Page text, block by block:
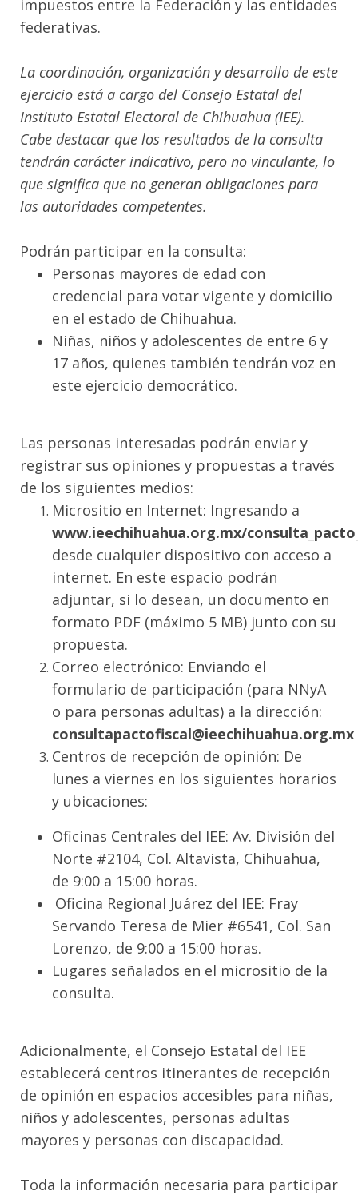
impuestos entre la Federación y las entidades
federativas.
La coordinación, organización y desarrollo de este
ejercicio está a cargo del Consejo Estatal del
Instituto Estatal Electoral de Chihuahua (IEE).
Cabe destacar que los resultados de la consulta
tendrán carácter indicativo, pero no vinculante, lo
que significa que no generan obligaciones para
las autoridades competentes.
Podrán participar en la consulta:
Personas mayores de edad con
credencial para votar vigente y domicilio
en el estado de Chihuahua.
Niñas, niños y adolescentes de entre 6 y
17 años, quienes también tendrán voz en
este ejercicio democrático.
Las personas interesadas podrán enviar y
registrar sus opiniones y propuestas a través
de los siguientes medios:
Micrositio en Internet: Ingresando a
www.ieechihuahua.org.mx/
desde cualquier dispositivo con acceso a
internet. En este espacio podrán
adjuntar, si lo desean, un documento en
formato PDF (máximo 5 MB) junto con su
propuesta.
Correo electrónico: Enviando el
formulario de participación (para NNyA
o para personas adultas) a la dirección:
consultapactofiscal@ieechihuahua.org.mx
Centros de recepción de opinión: De
lunes a viernes en los siguientes horarios
y ubicaciones:
Oficinas Centrales del IEE: Av. División del
Norte #2104, Col. Altavista, Chihuahua,
de 9:00 a 15:00 horas.
Oficina Regional Juárez del IEE: Fray
Servando Teresa de Mier #6541, Col. San
Lorenzo, de 9:00 a 15:00 horas.
Lugares señalados en el micrositio de la
consulta.
Adicionalmente, el Consejo Estatal del IEE
establecerá centros itinerantes de recepción
de opinión en espacios accesibles para niñas,
niños y adolescentes, personas adultas
mayores y personas con discapacidad.
Toda la información necesaria para participar